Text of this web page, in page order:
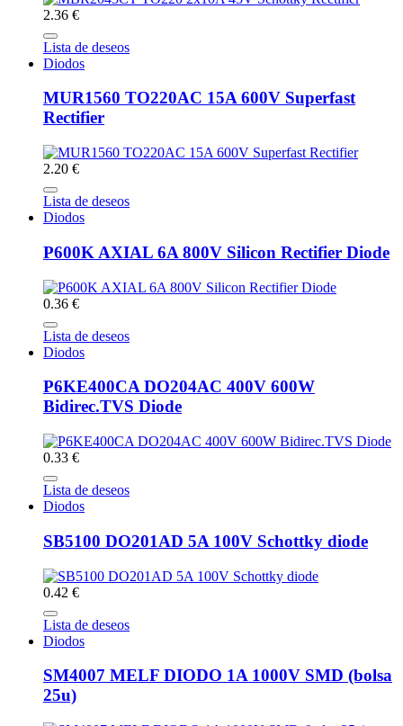
2.36 €
Lista de deseos
Diodos
MUR1560 TO220AC 15A 600V Superfast
Rectifier
2.20 €
Lista de deseos
Diodos
P600K AXIAL 6A 800V Silicon Rectifier Diode
0.36 €
Lista de deseos
Diodos
P6KE400CA DO204AC 400V 600W
Bidirec.TVS Diode
0.33 €
Lista de deseos
Diodos
SB5100 DO201AD 5A 100V Schottky diode
0.42 €
Lista de deseos
Diodos
SM4007 MELF DIODO 1A 1000V SMD (bolsa
25u)